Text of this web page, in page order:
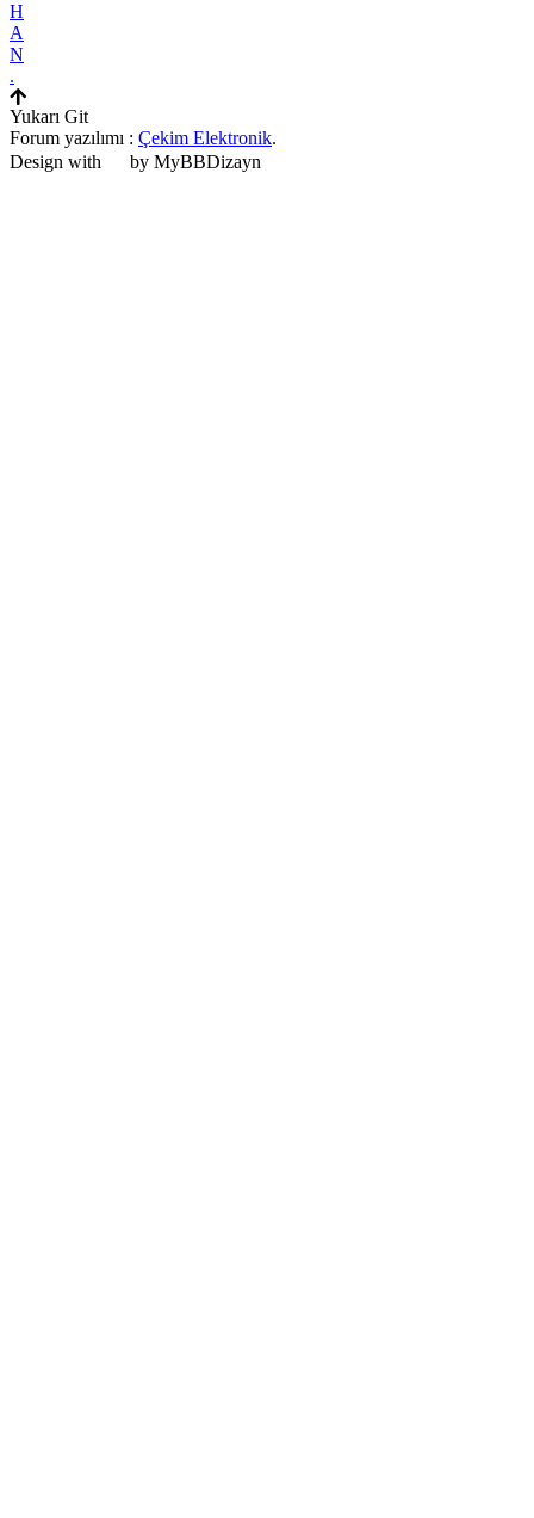
H
A
N
.
Yukarı Git
Forum yazılımı : Çekim Elektronik.
Design with
by MyBBDizayn